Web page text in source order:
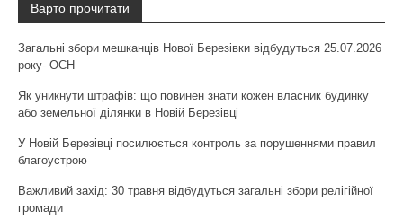
Варто прочитати
Загальні збори мешканців Нової Березівки відбудуться 25.07.2026
року- ОСН
Як уникнути штрафів: що повинен знати кожен власник будинку
або земельної ділянки в Новій Березівці
У Новій Березівці посилюється контроль за порушеннями правил
благоустрою
Важливий захід: 30 травня відбудуться загальні збори релігійної
громади